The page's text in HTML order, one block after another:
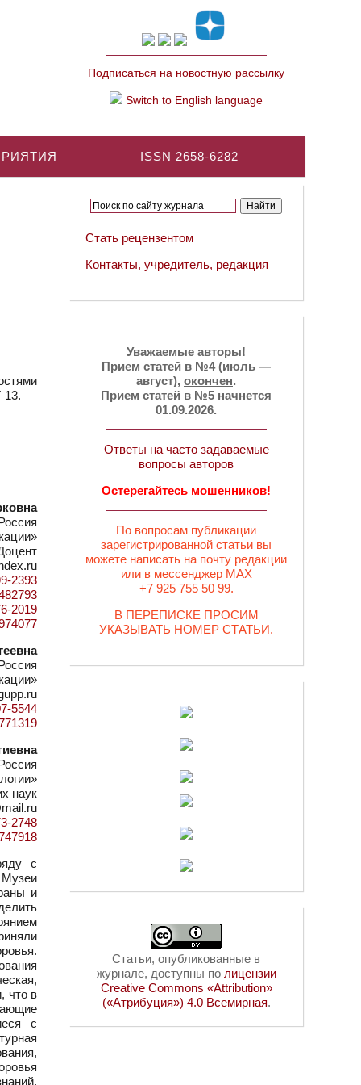
Подписаться на новостную рассылку
Switch to English language
ISSN 2658-6282
13. —
2393
2019
5544
наук
2748
с
Музеи
и
что в
с
Стать рецензентом
Контакты, учредитель, редакция
Уважаемые авторы!
Прием статей в №4 (июль —
август), окончен.
Прием статей в №5 начнется
01.09.2026.
Ответы на часто задаваемые
вопросы авторов
Остерегайтесь мошенников!
По вопросам публикации
зарегистрированной статьи вы
можете написать на почту редакции
или в мессенджер MAX
+7 925 755 50 99.
В ПЕРЕПИСКЕ ПРОСИМ
УКАЗЫВАТЬ НОМЕР СТАТЬИ.
Статьи, опубликованные в
журнале, доступны по лицензии
Creative Commons «Attribution»
(«Атрибуция») 4.0 Всемирная.